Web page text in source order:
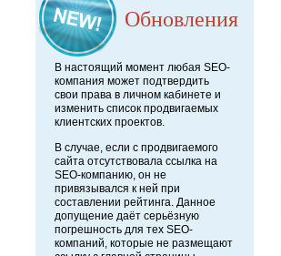
Обновления
В настоящий момент любая SEO-
компания может подтвердить
свои права в личном кабинете и
изменить список продвигаемых
клиентских проектов.
В случае, если с продвигаемого
сайта отсутствовала ссылка на
SEO-компанию, он не
привязывался к ней при
составлении рейтинга. Данное
допущение даёт серьёзную
погрешность для тех SEO-
компаний, которые не размещают